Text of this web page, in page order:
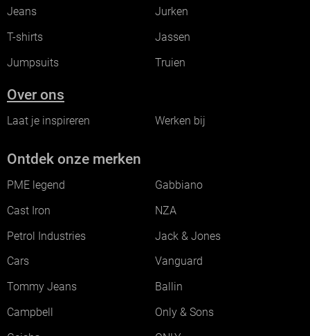
Jeans
Jurken
T-shirts
Jassen
Jumpsuits
Truien
Over ons
Laat je inspireren Werken bij
Ontdek onze merken
PME legend
Gabbiano
Cast Iron
NZA
Petrol Industries
Jack & Jones
Cars
Vanguard
Tommy Jeans
Ballin
Campbell
Only & Sons